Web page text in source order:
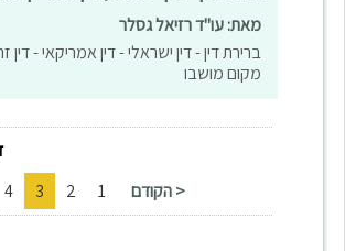
מאת: עו"ד רזיאל גסלר
ברירת דין - דין ישראלי - דין אמריקאי -
מקום מושבו
< הקודם
1
2
3
4